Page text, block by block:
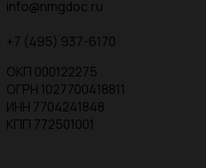
info@nmgdoc.ru
+7 (495) 937-6170
ОКП 000122275
ОГРН 1027700418811
ИНН 7704241848
КПП 772501001